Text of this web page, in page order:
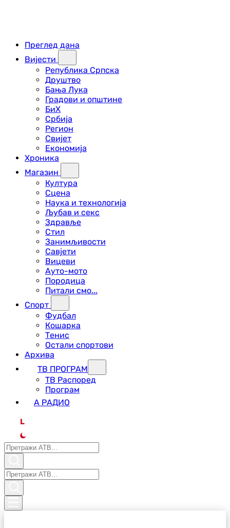
Преглед дана
Вијести
Република Српска
Друштво
Бања Лука
Градови и општине
БиХ
Србија
Регион
Свијет
Економија
Хроника
Магазин
Култура
Сцена
Наука и технологија
Љубав и секс
Здравље
Стил
Занимљивости
Савјети
Вицеви
Ауто-мото
Породица
Питали смо...
Спорт
Фудбал
Кошарка
Тенис
Остали спортови
Архива
ТВ ПРОГРАМ
ТВ Распоред
Програм
А РАДИО
L